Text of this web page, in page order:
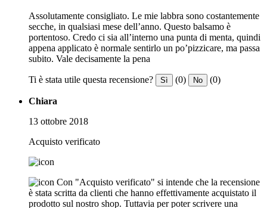
Assolutamente consigliato. Le mie labbra sono costantemente
secche, in qualsiasi mese dell’anno. Questo balsamo è
portentoso. Credo ci sia all’interno una punta di menta, quindi
appena applicato è normale sentirlo un po’pizzicare, ma passa
subito. Vale decisamente la pena
Ti è stata utile questa recensione? Sì (0) No (0)
Chiara
13 ottobre 2018
Acquisto verificato
Con "Acquisto verificato" si intende che la recensione
è stata scritta da clienti che hanno effettivamente acquistato il
prodotto sul nostro shop. Tuttavia per poter scrivere una